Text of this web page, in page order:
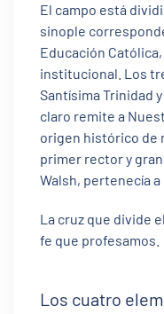
El campo está
sinople
Educación
institucional. Los
Santísima Trinidad
claro remite a
origen histórico
primer rector y
Walsh, pertenecía
La cruz que divide
fe que profesamos.
Los cuatro